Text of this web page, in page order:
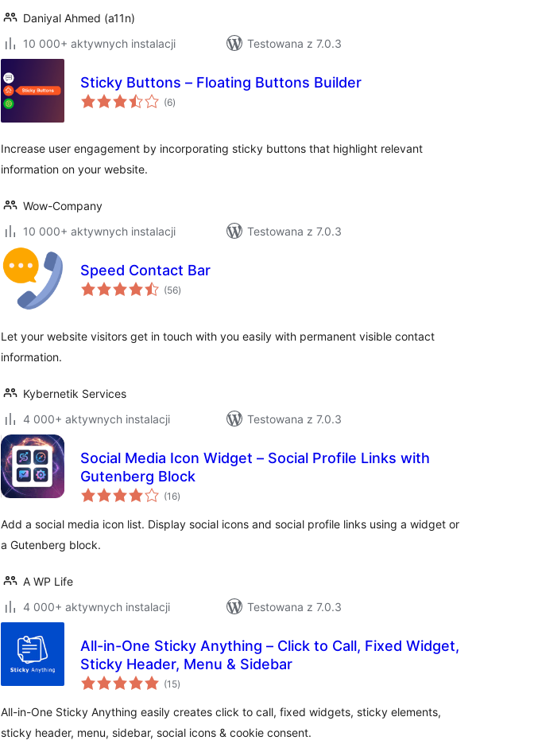
Daniyal Ahmed (a11n)
10 000+ aktywnych instalacji
Testowana z 7.0.3
Sticky Buttons – Floating Buttons Builder
(6wszystkich
ocen
)
Increase user engagement by incorporating sticky buttons that highlight relevant
information on your website.
Wow-Company
10 000+ aktywnych instalacji
Testowana z 7.0.3
Speed Contact Bar
(56wszystkich
ocen
)
Let your website visitors get in touch with you easily with permanent visible contact
information.
Kybernetik Services
4 000+ aktywnych instalacji
Testowana z 7.0.3
Social Media Icon Widget – Social Profile Links with
Gutenberg Block
(16wszystkich
ocen
)
Add a social media icon list. Display social icons and social profile links using a widget or
a Gutenberg block.
A WP Life
4 000+ aktywnych instalacji
Testowana z 7.0.3
All-in-One Sticky Anything – Click to Call, Fixed Widget,
Sticky Header, Menu & Sidebar
(15wszystkich
ocen
)
All-in-One Sticky Anything easily creates click to call, fixed widgets, sticky elements,
sticky header, menu, sidebar, social icons & cookie consent.